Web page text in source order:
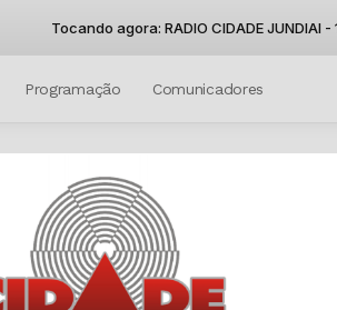
Tocando agora: RADIO CIDADE JUNDIAI -
Programação Comunicadores